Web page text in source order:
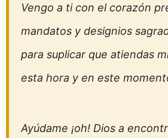
Vengo a ti con el corazón
mandatos y designios
para suplicar que atiendas
esta hora y en este
Ayúdame ¡oh! Dios a